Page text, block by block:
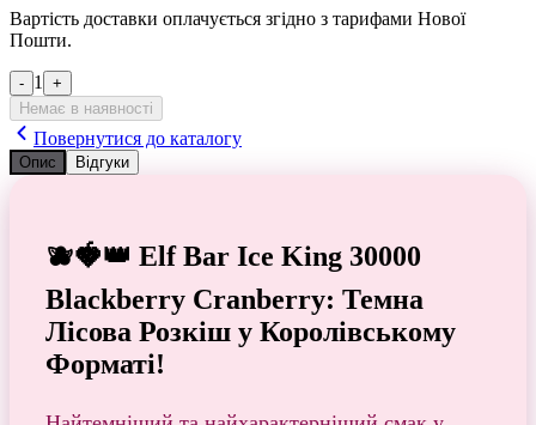
Вартість доставки оплачується згідно з тарифами Нової
Пошти.
- 1
+
Немає в наявності
Повернутися до каталогу
Опис Відгуки
🫐🍓👑 Elf Bar Ice King 30000
Blackberry Cranberry: Темна
Лісова Розкіш у Королівському
Форматі!